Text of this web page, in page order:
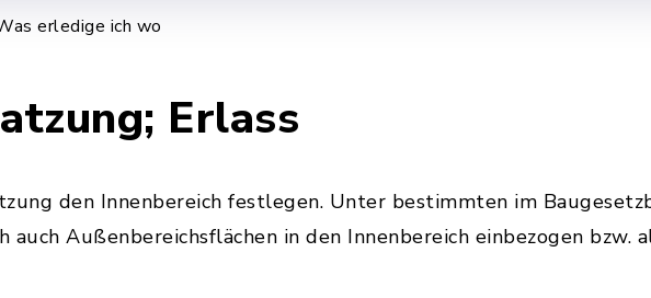
erledige ich wo
Erlass
den Innenbereich festlegen. Unter bestimmten im
auch Außenbereichsflächen in den Innenbereich einbezogen bzw.